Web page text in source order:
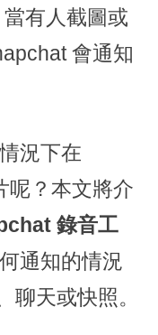
有人截圖或
會通知
況下在
呢？本文將介
錄音工
通知的情況
聊天或快照。